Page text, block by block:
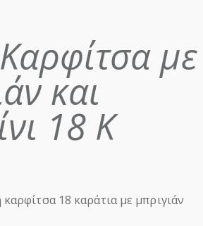
με
και
18 Κ
18 καράτια με μπριγιάν